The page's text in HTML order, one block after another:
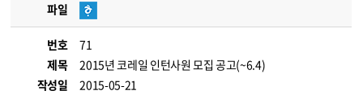
파일
번호
71
제목
2015년 코레일 인턴사원 모집 공고(~6.4)
작성일
2015-05-21